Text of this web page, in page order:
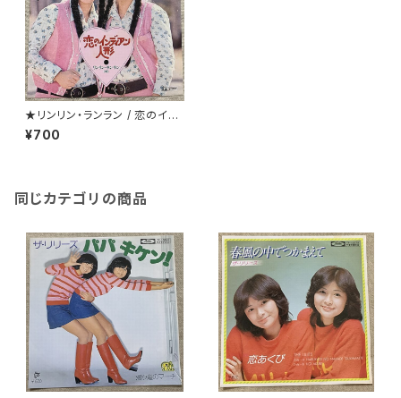
★リンリン・ランラン / 恋のイン
ディアン人形
¥700
同じカテゴリの商品